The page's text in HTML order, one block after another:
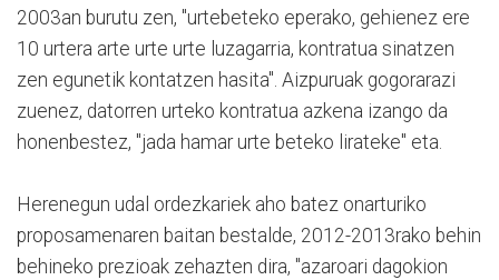
2003an burutu zen, "urtebeteko eperako, gehienez ere
10 urtera arte urte urte luzagarria, kontratua sinatzen
zen egunetik kontatzen hasita". Aizpuruak gogorarazi
zuenez, datorren urteko kontratua azkena izango da
honenbestez, "jada hamar urte beteko lirateke" eta.
Herenegun udal ordezkariek aho batez onarturiko
proposamenaren baitan bestalde, 2012-2013rako behin
behineko prezioak zehazten dira, "azaroari dagokion